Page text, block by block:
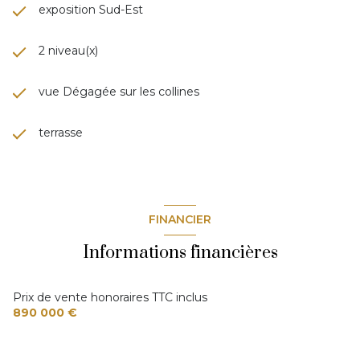
exposition Sud-Est
2 niveau(x)
vue Dégagée sur les collines
terrasse
FINANCIER
Informations financières
Prix de vente honoraires TTC inclus
890 000 €